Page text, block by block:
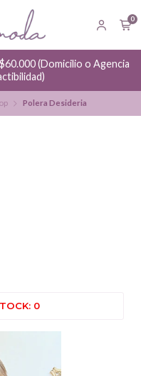
0
(Domicilio o Agencia
Polera Desideria
0